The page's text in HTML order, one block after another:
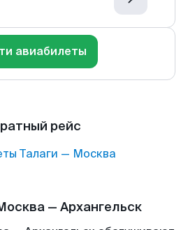
авиабилеты
рейс
Талаги — Москва
— Архангельск